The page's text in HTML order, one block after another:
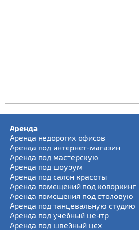
Аренда
Аренда недорогих офисов
Аренда под интернет-магазин
Аренда под мастерскую
Аренда под шоурум
Аренда под салон красоты
Аренда помещений под коворкинг
Аренда помещения под столовую
Аренда под танцевальную студию
Аренда под учебный центр
Аренда под швейный цех